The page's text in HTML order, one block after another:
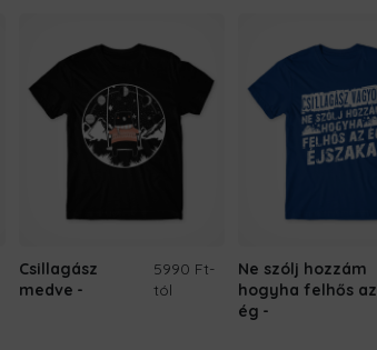
Csillagász
medve
5990 Ft-
tól
Ne szólj hozzám
hogyha felhős az
ég